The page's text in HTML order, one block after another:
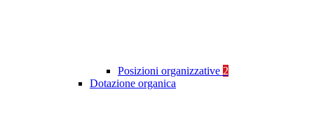
Posizioni organizzative 2
Dotazione organica